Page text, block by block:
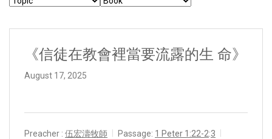
《信徒在教會裡當要流露的生 命》
August 17, 2025
Preacher : 伍宏濤牧師 Passage: 1 Peter 1:22-2:3